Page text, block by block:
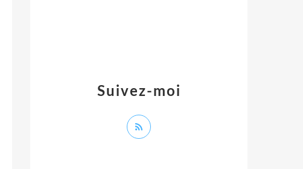
Suivez-moi